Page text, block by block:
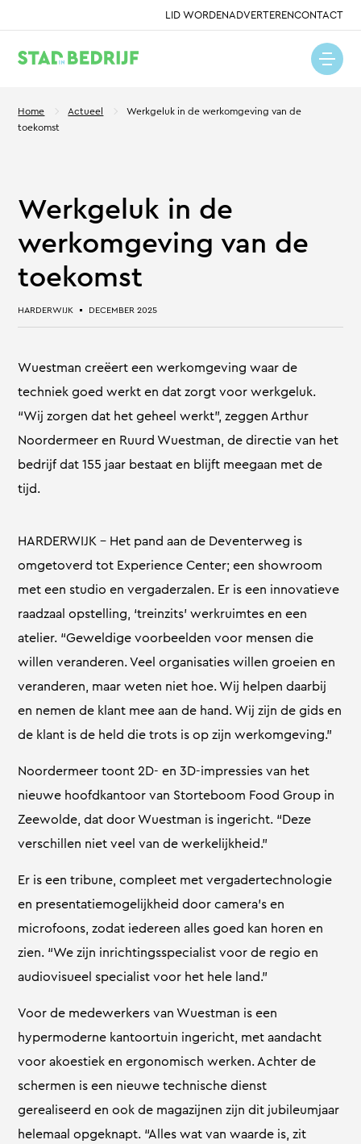
LID WORDENADVERTERENCONTACT
Home Actueel
Werkgeluk in de werkomgeving van de
toekomst
Werkgeluk in de
werkomgeving van de
toekomst
HARDERWIJK DECEMBER 2025
Wuestman creëert een werkomgeving waar de
techniek goed werkt en dat zorgt voor werkgeluk.
“Wij zorgen dat het geheel werkt”, zeggen Arthur
Noordermeer en Ruurd Wuestman, de directie van het
bedrijf dat 155 jaar bestaat en blijft meegaan met de
tijd.
HARDERWIJK – Het pand aan de Deventerweg is
omgetoverd tot Experience Center; een showroom
met een studio en vergaderzalen. Er is een innovatieve
raadzaal opstelling, ‘treinzits’ werkruimtes en een
atelier. “Geweldige voorbeelden voor mensen die
willen veranderen. Veel organisaties willen groeien en
veranderen, maar weten niet hoe. Wij helpen daarbij
en nemen de klant mee aan de hand. Wij zijn de gids en
de klant is de held die trots is op zijn werkomgeving.”
Noordermeer toont 2D- en 3D-impressies van het
nieuwe hoofdkantoor van Storteboom Food Group in
Zeewolde, dat door Wuestman is ingericht. “Deze
verschillen niet veel van de werkelijkheid.”
Er is een tribune, compleet met vergadertechnologie
en presentatiemogelijkheid door camera’s en
microfoons, zodat iedereen alles goed kan horen en
zien. “We zijn inrichtingsspecialist voor de regio en
audiovisueel specialist voor het hele land.”
Voor de medewerkers van Wuestman is een
hypermoderne kantoortuin ingericht, met aandacht
voor akoestiek en ergonomisch werken. Achter de
schermen is een nieuwe technische dienst
gerealiseerd en ook de magazijnen zijn dit jubileumjaar
helemaal opgeknapt. “Alles wat van waarde is, zit